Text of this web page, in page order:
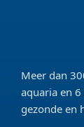
Meer dan
aquaria en
gezonde en